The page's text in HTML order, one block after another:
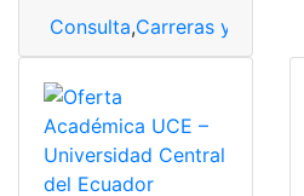
Consulta,Carreras y Puntajes